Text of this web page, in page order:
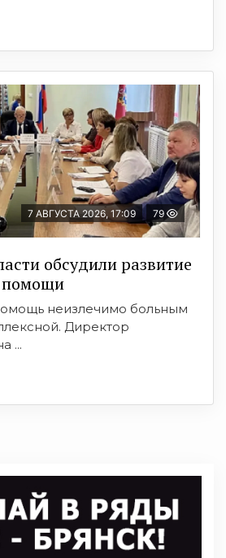
7 АВГУСТА 2026, 17:09 79
обсудили развитие
помощи
неизлечимо больным
Директор
...